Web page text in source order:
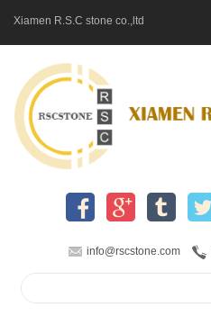
Xiamen R.S.C stone co.,ltd
info@rscstone.com